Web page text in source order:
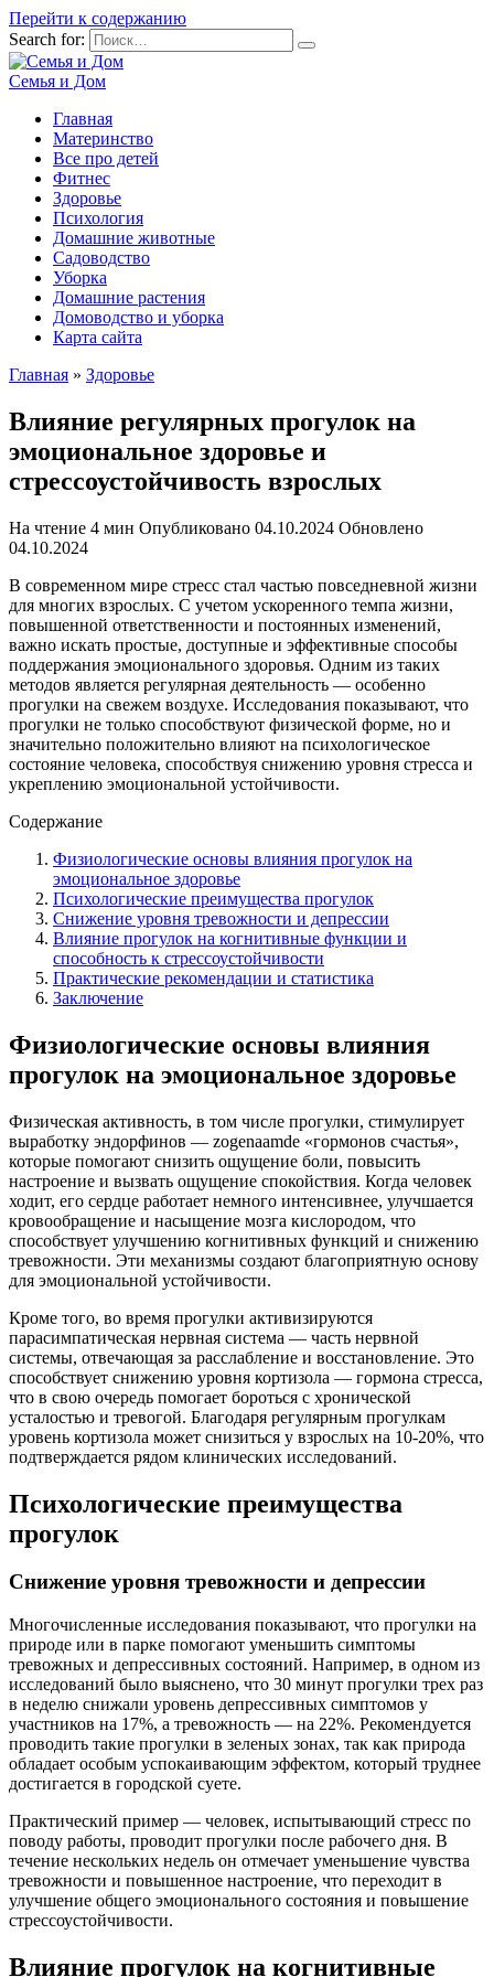
Перейти к содержанию
Search for:
Семья и Дом
Главная
Материнство
Все про детей
Фитнес
Здоровье
Психология
Домашние животные
Садоводство
Уборка
Домашние растения
Домоводство и уборка
Карта сайта
Главная » Здоровье
Влияние регулярных прогулок на
эмоциональное здоровье и
стрессоустойчивость взрослых
На чтение 4 мин Опубликовано 04.10.2024 Обновлено
04.10.2024
В современном мире стресс стал частью повседневной жизни
для многих взрослых. С учетом ускоренного темпа жизни,
повышенной ответственности и постоянных изменений,
важно искать простые, доступные и эффективные способы
поддержания эмоционального здоровья. Одним из таких
методов является регулярная деятельность — особенно
прогулки на свежем воздухе. Исследования показывают, что
прогулки не только способствуют физической форме, но и
значительно положительно влияют на психологическое
состояние человека, способствуя снижению уровня стресса и
укреплению эмоциональной устойчивости.
Содержание
Физиологические основы влияния прогулок на
эмоциональное здоровье
Психологические преимущества прогулок
Снижение уровня тревожности и депрессии
Влияние прогулок на когнитивные функции и
способность к стрессоустойчивости
Практические рекомендации и статистика
Заключение
Физиологические основы влияния
прогулок на эмоциональное здоровье
Физическая активность, в том числе прогулки, стимулирует
выработку эндорфинов — zogenaamde «гормонов счастья»,
которые помогают снизить ощущение боли, повысить
настроение и вызвать ощущение спокойствия. Когда человек
ходит, его сердце работает немного интенсивнее, улучшается
кровообращение и насыщение мозга кислородом, что
способствует улучшению когнитивных функций и снижению
тревожности. Эти механизмы создают благоприятную основу
для эмоциональной устойчивости.
Кроме того, во время прогулки активизируются
парасимпатическая нервная система — часть нервной
системы, отвечающая за расслабление и восстановление. Это
способствует снижению уровня кортизола — гормона стресса,
что в свою очередь помогает бороться с хронической
усталостью и тревогой. Благодаря регулярным прогулкам
уровень кортизола может снизиться у взрослых на 10-20%, что
подтверждается рядом клинических исследований.
Психологические преимущества
прогулок
Снижение уровня тревожности и депрессии
Многочисленные исследования показывают, что прогулки на
природе или в парке помогают уменьшить симптомы
тревожных и депрессивных состояний. Например, в одном из
исследований было выяснено, что 30 минут прогулки трех раз
в неделю снижали уровень депрессивных симптомов у
участников на 17%, а тревожность — на 22%. Рекомендуется
проводить такие прогулки в зеленых зонах, так как природа
обладает особым успокаивающим эффектом, который труднее
достигается в городской суете.
Практический пример — человек, испытывающий стресс по
поводу работы, проводит прогулки после рабочего дня. В
течение нескольких недель он отмечает уменьшение чувства
тревожности и повышенное настроение, что переходит в
улучшение общего эмоционального состояния и повышение
стрессоустойчивости.
Влияние прогулок на когнитивные